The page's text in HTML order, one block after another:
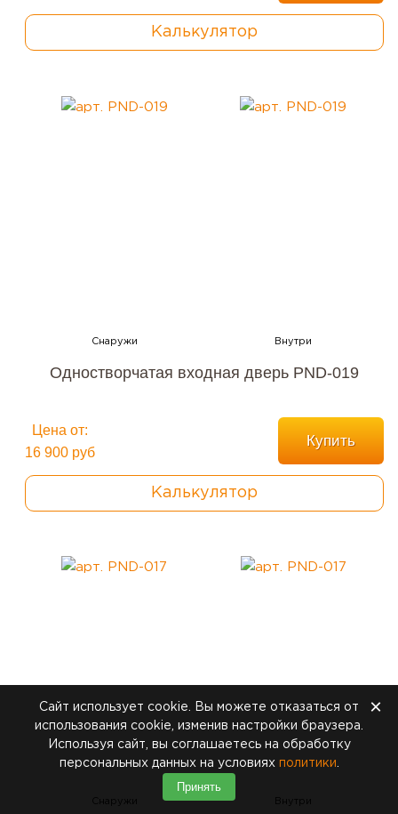
Калькулятор
Одностворчатая входная дверь PND-019
Цена от:
16 900 руб
Купить
Калькулятор
Сайт использует cookie. Вы можете отказаться от
использования cookie, изменив настройки браузера.
Используя сайт, вы соглашаетесь на обработку
персональных данных на условиях политики
Принять
×